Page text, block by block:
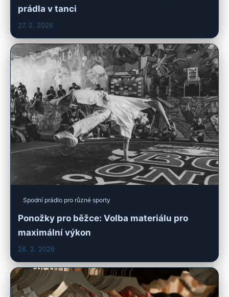
prádla v tanci
27. 2. 2026
Spodní prádlo pro různé sporty
Ponožky pro běžce: Volba materiálu pro
maximální výkon
26. 2. 2026